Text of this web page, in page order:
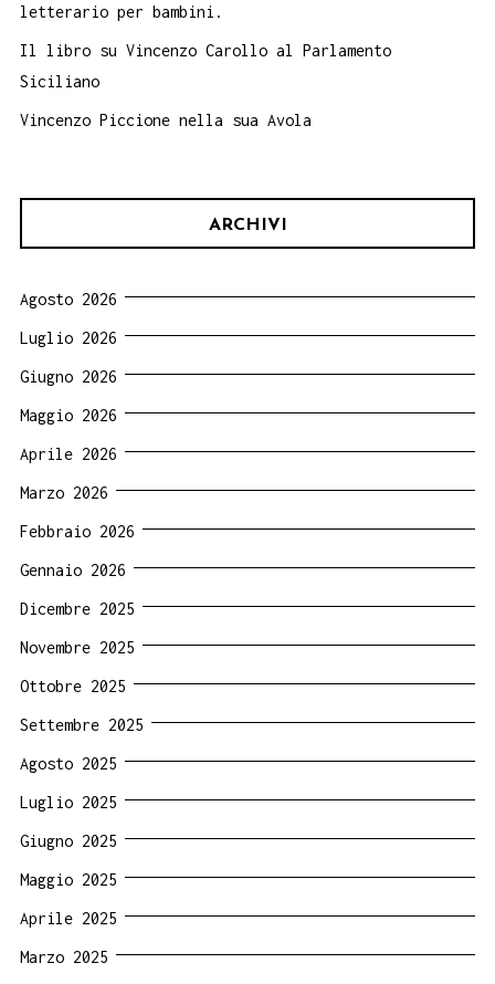
letterario per bambini.
Il libro su Vincenzo Carollo al Parlamento
Siciliano
Vincenzo Piccione nella sua Avola
ARCHIVI
Agosto 2026
Luglio 2026
Giugno 2026
Maggio 2026
Aprile 2026
Marzo 2026
Febbraio 2026
Gennaio 2026
Dicembre 2025
Novembre 2025
Ottobre 2025
Settembre 2025
Agosto 2025
Luglio 2025
Giugno 2025
Maggio 2025
Aprile 2025
Marzo 2025